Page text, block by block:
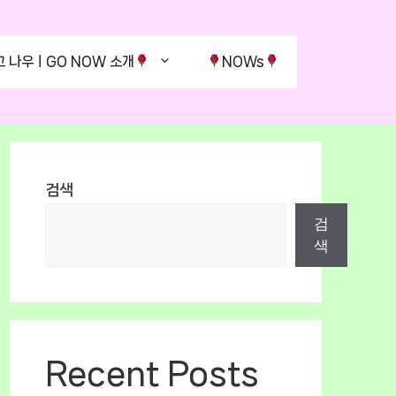
나우ㅣGO NOW 소개 NOWs
검색
검
색
Recent Posts